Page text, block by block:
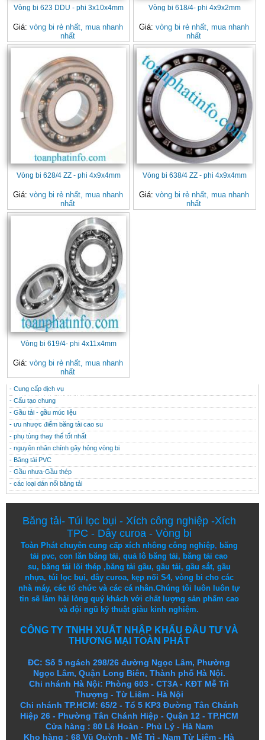
Vòng bi 623 DDU - phi 3x10x4mm
Giá: vòng bi rẻ nhất, mua nhanh
nhất
Vòng bi 618/4- phi 4x9x2mm
Giá: vòng bi rẻ nhất, mua nhanh
nhất
Vòng bi 628/4 ZZ - phi 4x9x4mm
Giá: vòng bi rẻ nhất, mua nhanh
nhất
Vòng bi 638/4 ZZ - phi 4x9x4mm
Giá: vòng bi rẻ nhất, mua nhanh
nhất
Vòng bi 619/4- phi 4x11x4mm
Giá: vòng bi rẻ nhất, mua nhanh
nhất
CONTACT
THÔNG TIN HỮU ÍCH
- Cung cấp dịch vụ
- Cấu tạo chung
- Gầu tải - gầu múc liệu
- ưu nhược điểm băng tải cao su
- phụ tùng thay thế tốt nhất
- nguyên nhân chính gây hỏng vòng bi
- Băng tải PVC
- Gầu nhưa-Gầu thép
- các loại dán nối băng tải
Băng tải- Túi lọc bụi - Xích công nghiệp-Xích
TPC - Dây curoa - Vòng bi
Toàn Phát chuyên cung cấp xích nhông công nghiệp, băng
tải pvc,con lăn băng tải,quả lô băng tải, băng tải cao
su, băng tải lõi thép,băng tải gầu, gầu tải, gầu sắt, gầu
nhựa, túi lọc bụi, dây curoa, kẹp nối S4, vòng bi cho các
nhà máy, các tổ chức và các cá nhân.Chúng tôi luôn luôn tự
tin sẽ làm hài lòng quý khách với chất lượng sảnphẩm cao
và đội ngũ kỹ thuật giàu kinh nghiệm.
CÔNG TY TNHH XUẤT NHẬP KHẨU ĐẦU TƯ VÀ
THƯƠNG MẠI TOÀN PHÁT
ĐC: Số 5 ngách 298/26 đường Ngọc Lâm, Phường
Ngọc Lâm, Quận Long Biên, Thành phố Hà Nội.
Chi nhánh Hà Nội: Phòng 603 - CT3A - KĐT Mễ Trì
Thượng - Từ Liêm - Hà Nội
Chi nhánh TP.HCM: 65/2 - Tổ 5 KP3 Đường Tân Chánh
Hiệp 26 - Phường Tân Chánh Hiệp - Quận 12 - TP.HCM
Cửa hàng : 80 Lê Hoàn - Phủ Lý - Hà Nam
Kho hàng :68 Vũ Quỳnh - Mễ Trì - Nam Từ Liêm - Hà